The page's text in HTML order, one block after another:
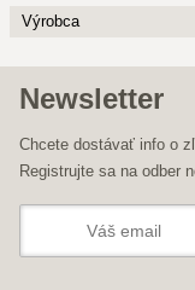
Výrobca
Newsletter
Chcete dostávať info o
Registrujte sa na odber